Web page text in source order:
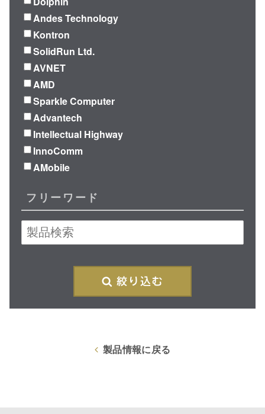
Andes Technology
Kontron
SolidRun Ltd.
AVNET
AMD
Sparkle Computer
Advantech
Intellectual Highway
InnoComm
AMobile
フリーワード
製品情報に戻る